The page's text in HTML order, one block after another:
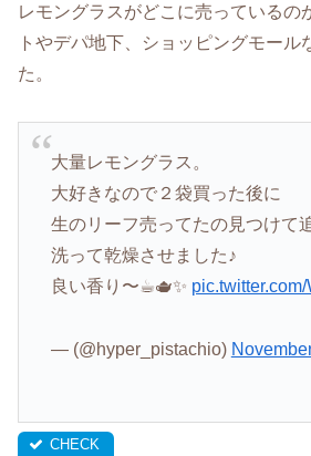
レモングラスがどこに売っているの
トやデパ地下、ショッピングモール
た。
大量レモングラス。
大好きなので２袋買った後に
生のリーフ売ってたの見つけて
洗って乾燥させました♪
良い香り〜☕︎🫖✨
— (@hyper_pistachio)